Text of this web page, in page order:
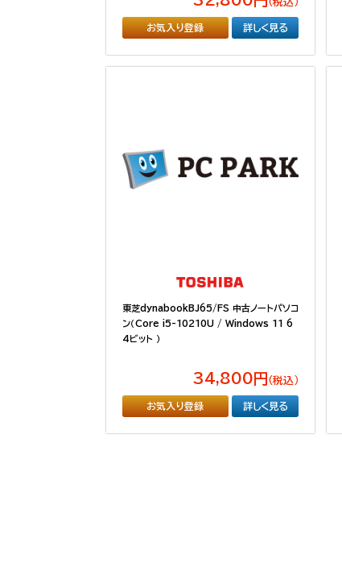
お気入り登録 詳しく見る
東芝dynabookBJ65/FS 中古ノートパソコ
ン（Core i5-10210U / Windows 11 6
4ビット ）
34,800円 （税込）
お気入り登録 詳しく見る